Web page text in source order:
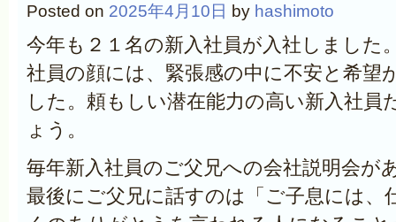
Posted on 2025年4月10日 by hashimoto
今年も２１名の新入社員が入社しました
社員の顔には、緊張感の中に不安と希望
した。頼もしい潜在能力の高い新入社員
ょう。
毎年新入社員のご父兄への会社説明会が
最後にご父兄に話すのは「ご子息には、